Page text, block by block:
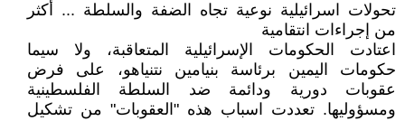
تحولات اسرائيلية نوعية تجاه الضفة والسلطة ... أكثر
من إجراءات انتقامية
اعتادت الحكومات الإسرائيلية المتعاقبة، ولا سيما
حكومات اليمين برئاسة بنيامين نتنياهو، على فرض
عقوبات دورية ودائمة ضد السلطة الفلسطينية
ومسؤوليها. تعددت اسباب هذه "العقوبات" من تشكيل